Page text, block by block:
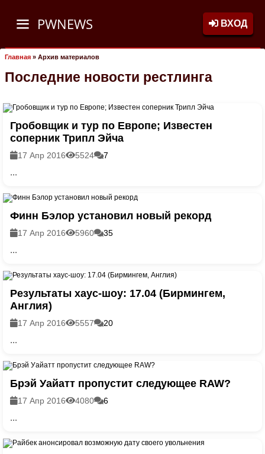
PWNEWS ВХОД
Главная » Архив материалов
Последние новости рестлинга
Гробовщик и тур по Европе; Известен
соперник Трипл Эйча
17 Апр 2016 5524 7
...
Финн Бэлор установил новый рекорд
17 Апр 2016 5960 35
...
Результаты хаус-шоу: 17.04 (Бирмингем,
Англия)
17 Апр 2016 5557 20
...
Брэй Уайатт пропустит следующее RAW?
17 Апр 2016 4080 6
...